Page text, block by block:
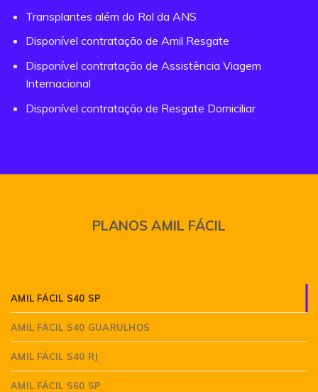
Transplantes além do Rol da ANS
Disponível contratação de Amil Resgate
Disponível contratação de Assistência Viagem
Internacional
Disponível contratação de Resgate Domiciliar
PLANOS AMIL FÁCIL
AMIL FÁCIL S40 SP
AMIL FÁCIL S40 GUARULHOS
AMIL FÁCIL S40 RJ
AMIL FÁCIL S60 SP